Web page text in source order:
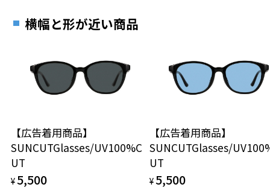
＜実店舗でサングラスまたはパッケージ商品等のレンズ交換について
をされる場合は、レンズ代金の他に3,300円(税込)の加工賃を追加で頂
戴する場合がございます。
店頭でレンズ交換をされるお客様は、商品発送から6か月以内に、ご購
入した商品本体と発送日がわかる【商品発送メール】を店頭スタッフ
商品発送から6か月を過ぎた場合、又はお客様からの【商品発送メー
ル】のご提示が無かった場合、レンズ代金の他に加工賃として3,300
円(税込)を頂戴いたしますので、予めご了承ください。
横幅と形が近い商品
【広告着用商品】
SUNCUTGlasses/UV100%C
UT
¥ 5,500
【広告着用商品】
SUNCUTGlasses/
UT
¥ 5,500